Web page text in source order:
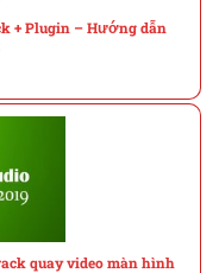
+ Plugin – Hướng dẫn
quay video màn hình